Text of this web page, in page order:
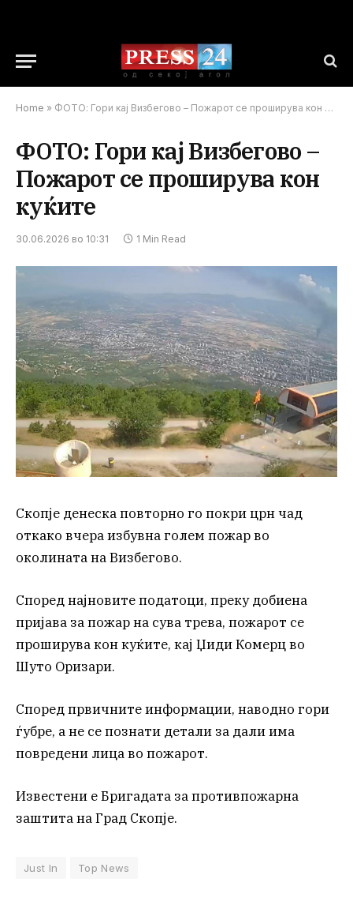
Home » ФОТО: Гори кај Визбегово – Пожарот се проширува кон куќите
ФОТО: Гори кај Визбегово –
Пожарот се проширува кон
куќите
30.06.2026 во 10:31 1 Min Read
Скопје денеска повторно го покри црн чад
откако вчера избувна голем пожар во
околината на Визбегово.
Според најновите податоци, преку добиена
пријава за пожар на сува трева, пожарот се
проширува кон куќите, кај Џиди Комерц во
Шуто Оризари.
Според првичните информации, наводно гори
ѓубре, а не се познати детали за дали има
повредени лица во пожарот.
Известени е Бригадата за противпожарна
заштита на Град Скопје.
Just In Top News